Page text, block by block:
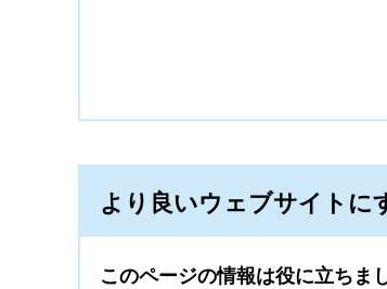
より良いウェブサイトに
このページの情報は役に立ちま